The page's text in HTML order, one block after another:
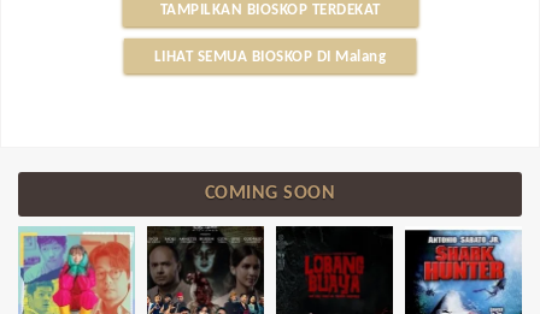
TAMPILKAN BIOSKOP TERDEKAT
LIHAT SEMUA BIOSKOP DI Malang
COMING SOON